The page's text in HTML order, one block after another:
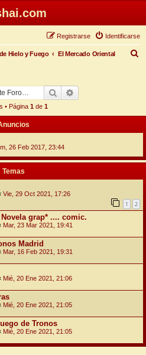
Identificarse
Registrarse
Hielo y Fuego El Mercado Oriental
Buscar
• Página 1de 1
26 Feb 2017, 23:44
Temas
Vie, 29 Oct 2021, 17:26
1 2
grap* .... comic.
Mar, 23 Mar 2021, 19:41
Madrid
Mar, 16 Feb 2021, 19:31
Mié, 20 Ene 2021, 21:06
Mié, 20 Ene 2021, 21:05
de Tronos
Mié, 20 Ene 2021, 21:05